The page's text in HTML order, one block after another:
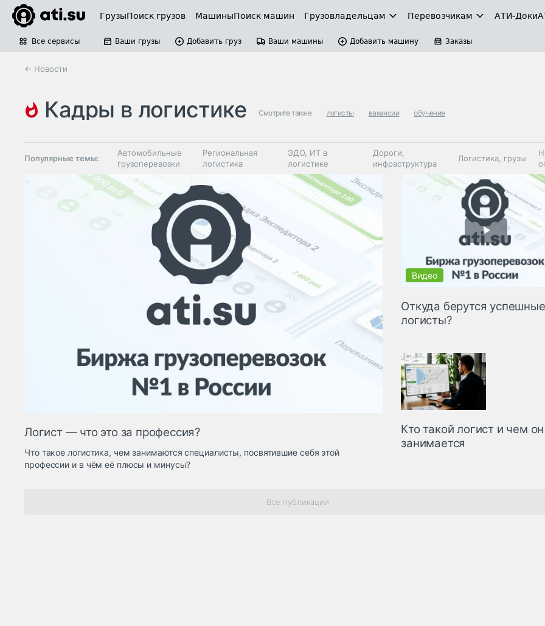
ГрузыПоиск грузов МашиныПоиск машин Грузовладельцам Перевозчикам АТИ-Доки
Все сервисы Ваши грузы Добавить груз Ваши машины Добавить машину Заказы
← Новости
кадры в логистике Смотрите также логисты вакансии обучение
Популярные темы:
Автомобильные
грузоперевозки
Региональная
логистика
ЭДО, ИТ в
логистике
Дороги,
инфраструктура
Логистика, грузы
Таможня и ВЭД
грузовые
терминалы
Коммерческий
транспорт
Спецтехника
Автосервис,
запчасти, шины
Логист — что это за профессия?
Что такое логистика, чем занимаются специалисты, посвятившие себя этой
профессии и в чём её плюсы и минусы?
Откуда берутся успешные
логисты?
Кто такой логист и чем он
занимается
Все публикации